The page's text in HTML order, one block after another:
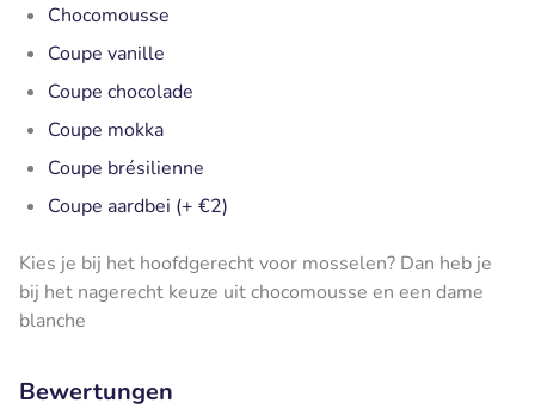
Chocomousse
Coupe vanille
Coupe chocolade
Coupe mokka
Coupe brésilienne
Coupe aardbei (+ €2)
Kies je bij het hoofdgerecht voor mosselen? Dan heb je
bij het nagerecht keuze uit chocomousse en een dame
blanche
Bewertungen